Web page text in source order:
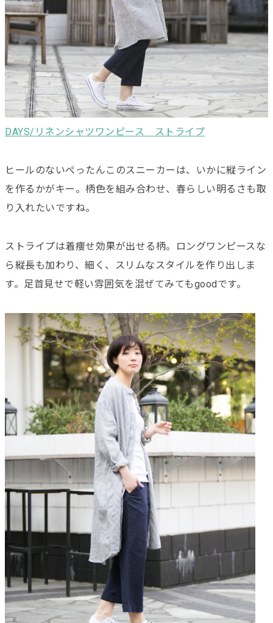
DAYS/リネンシャツワンピース ストライプ
ヒールのないぺったんこのスニーカーは、いかに縦ライン
を作るかがキー。柄色を組み合わせ、春らしい明るさも取
り入れたいですね。
ストライプは着痩せ効果が出せる柄。ロングワンピースな
ら縦長も加わり、細く、スリムなスタイルを作り出しま
す。足首見せで軽い雰囲気を混ぜてみてもgoodです。